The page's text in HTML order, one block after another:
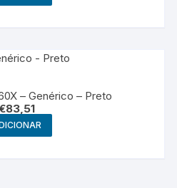
– Genérico – Preto
83,51